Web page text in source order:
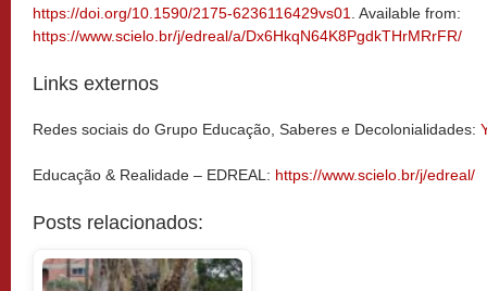
https://doi.org/10.1590/2175-6236116429vs01
. Available from:
https://www.scielo.br/j/edreal/a/Dx6HkqN64K8PgdkTHrMRrFR/
Links externos
Redes sociais do Grupo Educação, Saberes e Decolonialidades:
Educação & Realidade – EDREAL: https://www.scielo.br/j/edreal/
Posts relacionados: